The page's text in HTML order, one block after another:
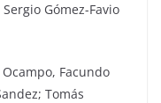
Gómez-Favio
Facundo
Tomás